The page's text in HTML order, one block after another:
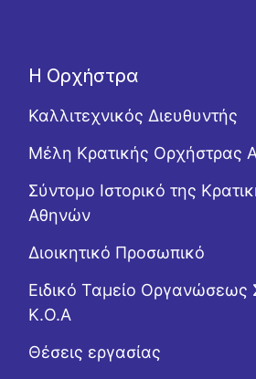
Η Ορχήστρα
Καλλιτεχνικός Διευθυντής
Μέλη Κρατικής Ορχήστρας
Σύντομο Ιστορικό της
Αθηνών
Διοικητικό Προσωπικό
Ειδικό Ταμείο Οργανώσεως
Κ.Ο.Α
Θέσεις εργασίας